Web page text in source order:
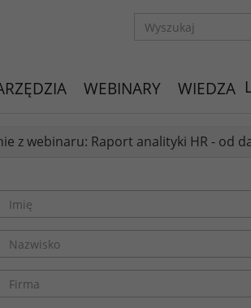
WEBINARY WIEDZA
z webinaru: Raport analityki HR - od